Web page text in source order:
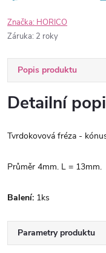
Značka: HORICO
Záruka: 2 roky
Popis produktu
Detailní
Tvrdokovová fréza -
Průměr 4mm. L = 13mm.
Balení: 1ks
Parametry produktu